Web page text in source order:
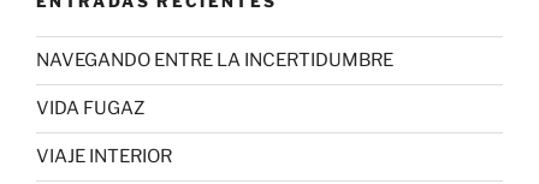
NAVEGANDO ENTRE LA INCERTIDUMBRE
VIDA FUGAZ
VIAJE INTERIOR